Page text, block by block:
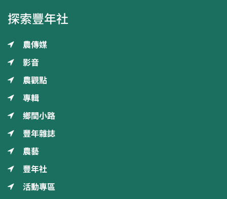
探索豐年社
農傳媒
影音
農觀點
專輯
鄉間小路
豐年雜誌
農藝
豐年社
活動專區